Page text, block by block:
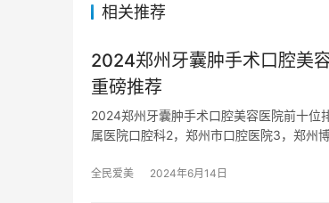
相关推荐
2024郑州牙囊肿手术口腔美
重磅推荐
2024郑州牙囊肿手术口腔美容医院前十位
属医院口腔科2，郑州市口腔医院3，郑州
全民爱美 2024年6月14日